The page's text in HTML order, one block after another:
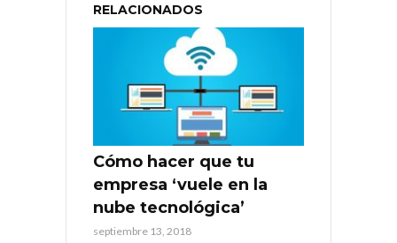
RELACIONADOS
Cómo hacer que tu
empresa ‘vuele en la
nube tecnológica’
septiembre 13, 2018